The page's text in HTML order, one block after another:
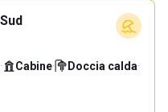
· Cabine· Doccia calda·